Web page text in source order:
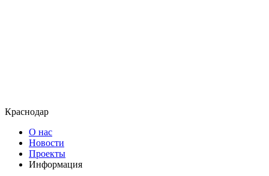
Краснодар
О нас
Новости
Проекты
Информация